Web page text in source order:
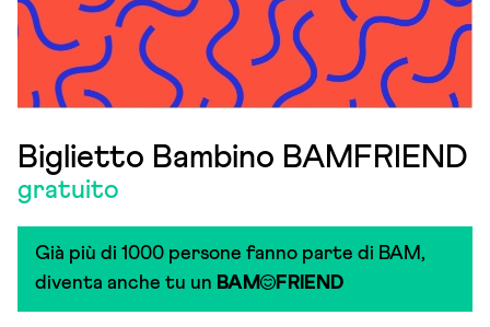
Biglietto Bambino BAMFRIEND
gratuito
Già più di 1000 persone fanno parte di BAM,
diventa anche tu un BAM FRIEND